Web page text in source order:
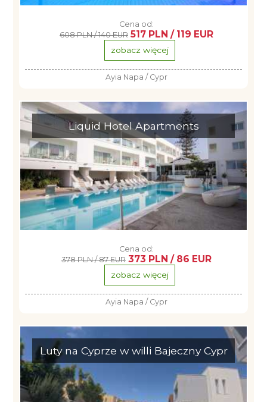
Cena od:
608 PLN / 140 EUR 517 PLN / 119 EUR
zobacz więcej
Ayia Napa / Cypr
Liquid Hotel Apartments
Cena od:
378 PLN / 87 EUR 373 PLN / 86 EUR
zobacz więcej
Ayia Napa / Cypr
Luty na Cyprze w willi Bajeczny Cypr